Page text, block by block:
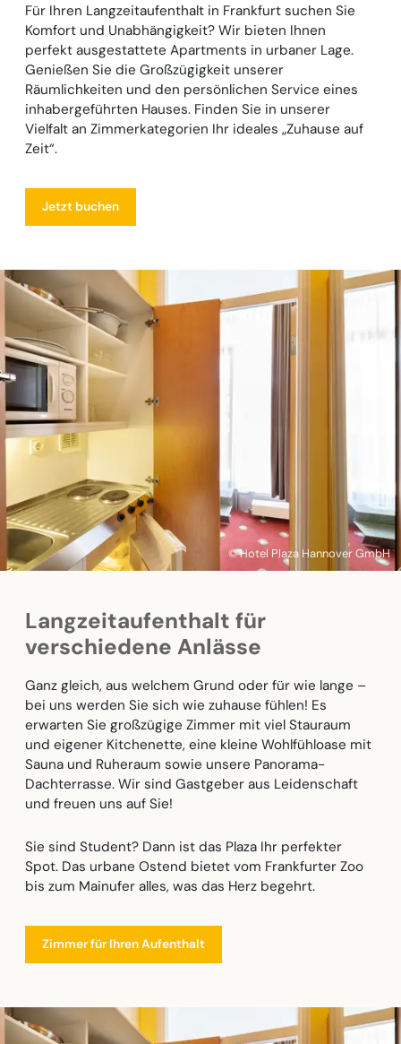
Für Ihren Langzeitaufenthalt in Frankfurt suchen Sie
Komfort und Unabhängigkeit? Wir bieten Ihnen
perfekt ausgestattete Apartments in urbaner Lage.
Genießen Sie die Großzügigkeit unserer
Räumlichkeiten und den persönlichen Service eines
inhabergeführten Hauses. Finden Sie in unserer
Vielfalt an Zimmerkategorien Ihr ideales „Zuhause auf
Zeit“.
Jetzt buchen
© Hotel Plaza Hannover GmbH
Langzeitaufenthalt für
verschiedene Anlässe
Ganz gleich, aus welchem Grund oder für wie lange –
bei uns werden Sie sich wie zuhause fühlen! Es
erwarten Sie großzügige Zimmer mit viel Stauraum
und eigener Kitchenette, eine kleine Wohlfühloase mit
Sauna und Ruheraum sowie unsere Panorama-
Dachterrasse. Wir sind Gastgeber aus Leidenschaft
und freuen uns auf Sie!
Sie sind Student? Dann ist das Plaza Ihr perfekter
Spot. Das urbane Ostend bietet vom Frankfurter Zoo
bis zum Mainufer alles, was das Herz begehrt.
Zimmer für Ihren Aufenthalt